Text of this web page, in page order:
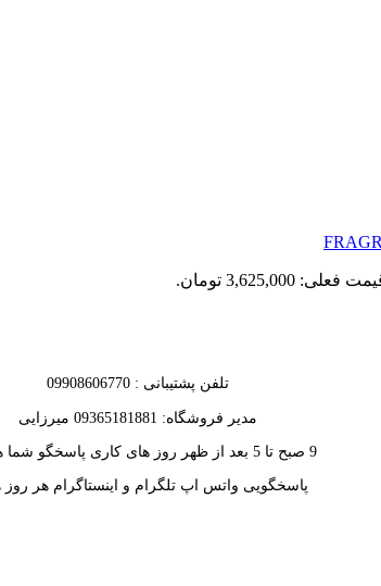
فعلی: 3,625,000 تومان.
تلفن پشتیبانی : 09908606770
مدیر فروشگاه: 09365181881 میرزایی
9 صبح تا 5 بعد از ظهر روز های کاری پاسخگو شما هستیم.
پاسخگویی واتس اپ تلگرام و اینستاگرام هر روز